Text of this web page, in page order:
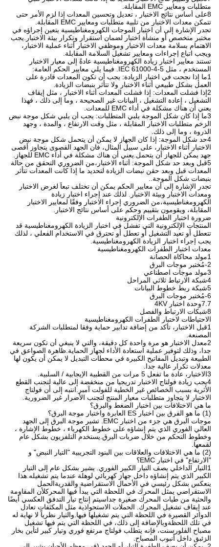
متطلبات ومعايير EMC المقابلة.
8على أساس نتائج الاختبار ، تعديل وتحسين المعدات إذا لزم الأمر حتى
تتمكن معدات الاختبار من تلبية متطلبات ومعايير EMC المقابلة.
تجدر الإشارة إلى أن اختبار الموجات الكهرومغناطيسية يتعين إجراؤه في
مختبر متخصص أو منشأة اختبار لضمان استقرار وتكرار بيئة الاختبار.يجب
الاهتمام بسلامة معدات الاختبار وموظفي الاختبار أثناء عملية الاختبار،
ويجب اتباع إجراءات ومعايير تشغيل السلامة المقابلة.
تستند معايير اختبار زيادة الكهرومغناطيسية عادةً إلى معيار الاختبار
المستخدم ، مثل IEC 61000-4-5. فيما يلي معايير الحكم العامة:
1ما إذا نجحت في اختبار الزيادة: يجب أن تكون المعدات قادرة على
العمل بشكل طبيعي أثناء الاختبار ولا تتأثر بنبضات الزيادة.
2إذا فشلت المعدات: إذا فشلت المعدات أثناء الاختبار ، مثل إيقاف
التشغيل ، إعادة التشغيل ، البيانات غير الصحيحة ، وما إلى ذلك ، فهذا
يعني أن هناك مشكلة في أداء EMC للمعدات.
3ما إذا كان شكل الموجة يلبي المتطلبات: يجب أن يلبي شكل موجة نبض
الزخم متطلبات الاختبار المقابلة ، مثل وقت الارتفاع ، والمدة ، وجهد
الذروة ، وما إلى ذلك.
4حد شكل الموجة: إذا كان الجهاز لا يمكن أن يتحمل شكل موجة نبض
الاختبار أثناء الاختبار، على سبيل المثال، فان الجهد القصوى يتجاوز أقصى
جهد يمكن للجهاز أن يتحمل.يعني أن هناك مشكلة في أداء EMC للجهاز.
5قبل وبعد حد شكل الموجة: أثناء الاختبار،من الضروري التحقق من حالة
المعدات قبل وبعد حقن نبضات الزيادة لتحديد ما إذا كانت المعدات تتأثر
بنبضات شكل الموجة..
تجدر الإشارة إلى أن معايير الحكم يمكن أن تختلف تبعاً لغرض الاختبار
ومعدات الاختبار وبيئة الاختبار. لذلك عند إجراء اختبار زيادة
الكهرومغناطيسية،من الضروري إجراء الاختبار وفقًا لمعايير الاختبار
المقابلة، ويقومون بتقييم وحكم على أساس نتائج الاختبار.
ضرورة اختبار الطفرات الإلكترونية
المنتجات الإلكترونية التي تفشل في اختبار الزيادة الكهرومغناطيسية قد
تتعطل أو تعيد التشغيل أو تعطل أو تحترق في الاستخدام الفعلي ، لذلك
يجب إجراء اختبار الزيادة الكهرومغناطيسية.
معدات اختبار الطفرات الكهرومغناطيسية
1مولد محاكاة الحصانة
2-مُختبر موجات البرق
3مولد موجات اصطناعي
4شبكة الارتباط ثلاثي المراحل
5شبكة ربط خطوط البيانات
6-مُختبر موجات البرق
7.7وحدة اختبار 4KV
8شبكات الارتباط والفصل
الاحتياطات لاختبار الطفرات الكهرومغناطيسية
1قبل الاختبار، تأكد من إضافة تدابير حماية وفقا لمتطلبات الشركة
المصنعة.
2معدل الاختبار هو مرة واحدة كل دقيقة، والتي لا ينبغي أن تكون سريعة
جدا، وذلك لتوفير عملية استعادة الأداء لجهاز الحماية.ظاهرة الصواعق في
الطبيعة وتبديل المفاتيح الكبيرة في محطات التبديل لا يمكن أن يكون لها
معدلات تكرار عالية جدا.
3الاختبار، عادة ما تفعل 5 مرات من القطبية الإيجابية / السلبية.
4يجب زيادة فولتاج الاختبار تدريجيا من منخفضة إلى عالية لتجنب القطع
الأثرية بسبب الخصائص غير الخطية للفولت آمبر.انتبه إلى أن فولتاج
الاختبار لا يتجاوز متطلبات معيار المنتج لتجنب الأضرار غير الضرورية.
ما هي الاختلافات بين اختبار الضغط والبرق؟
(1) ما هو الفرق بين اختبار ES العابرة واختبار موجة البرق؟
موجات البرق هي جزء من اختبار EMC. تشير موجة البرق إلى الجهد
العالي الفوري الذي يتم إنشاؤه على خطوط الكهرباء ، خطوط الإشارة ،
وخطوط التحكم من خلال ضربات البرق.يستخدم التلفزيون بشكل عام
لقمعها.
(2) ما هي الاختلافات والعلاقات بين البنود التجريبية "التيار النبض" و
"الارتفاع" في اختبار EMC؟
1التيار الداخلي يصف التيار الكبير الفوري. يشير بشكل عام إلى التيار
الكبير الذي يتم إنشاؤه داخل جهاز كهربائي لوهلة عندما يتم تشغيله.هذا
ينعكس بشكل رئيسي في الأحمال الاستقراضية والقدريةالحمل
الاستقراضي يمثل المحرك في اللحظة التي يبدأ فيها المحركلأن المقاومة
والحثية من طيات المحرك صغيرة جداسيتم إنتاج تيار التدفق العكسي أيضًا
عند إيقاف تشغيل المحرك. الحملات الاستحواذية مثل المكثفات تعادل
الدوائر القصيرة في اللحظة التي يتم تشغيلها فيها.والتيار نظرياً لا نهاية له
في تلك اللحظةوبالإضافة إلى ذلك، في اللحظة التي يتم فيها تشغيل
مصباح الفلورسنت، فإنه يتطلب فولتاج مرتفع فوري وتيار كبير لتأين بخار
الزئبق داخل أنبوب المصباح.